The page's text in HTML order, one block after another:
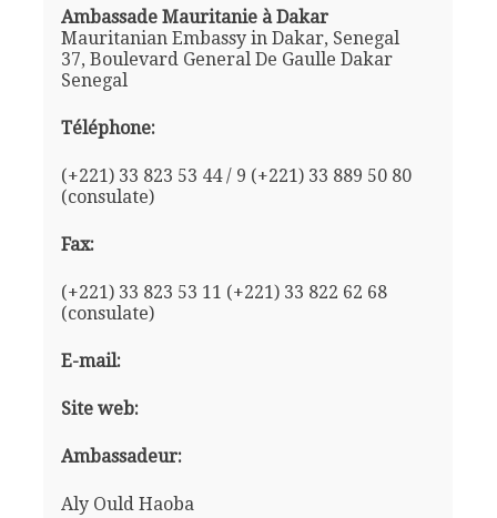
Ambassade Mauritanie à Dakar
Mauritanian Embassy in Dakar, Senegal
37, Boulevard General De Gaulle Dakar
Senegal
Téléphone:
(+221) 33 823 53 44 / 9 (+221) 33 889 50 80
(consulate)
Fax:
(+221) 33 823 53 11 (+221) 33 822 62 68
(consulate)
E-mail:
Site web:
Ambassadeur:
Aly Ould Haoba